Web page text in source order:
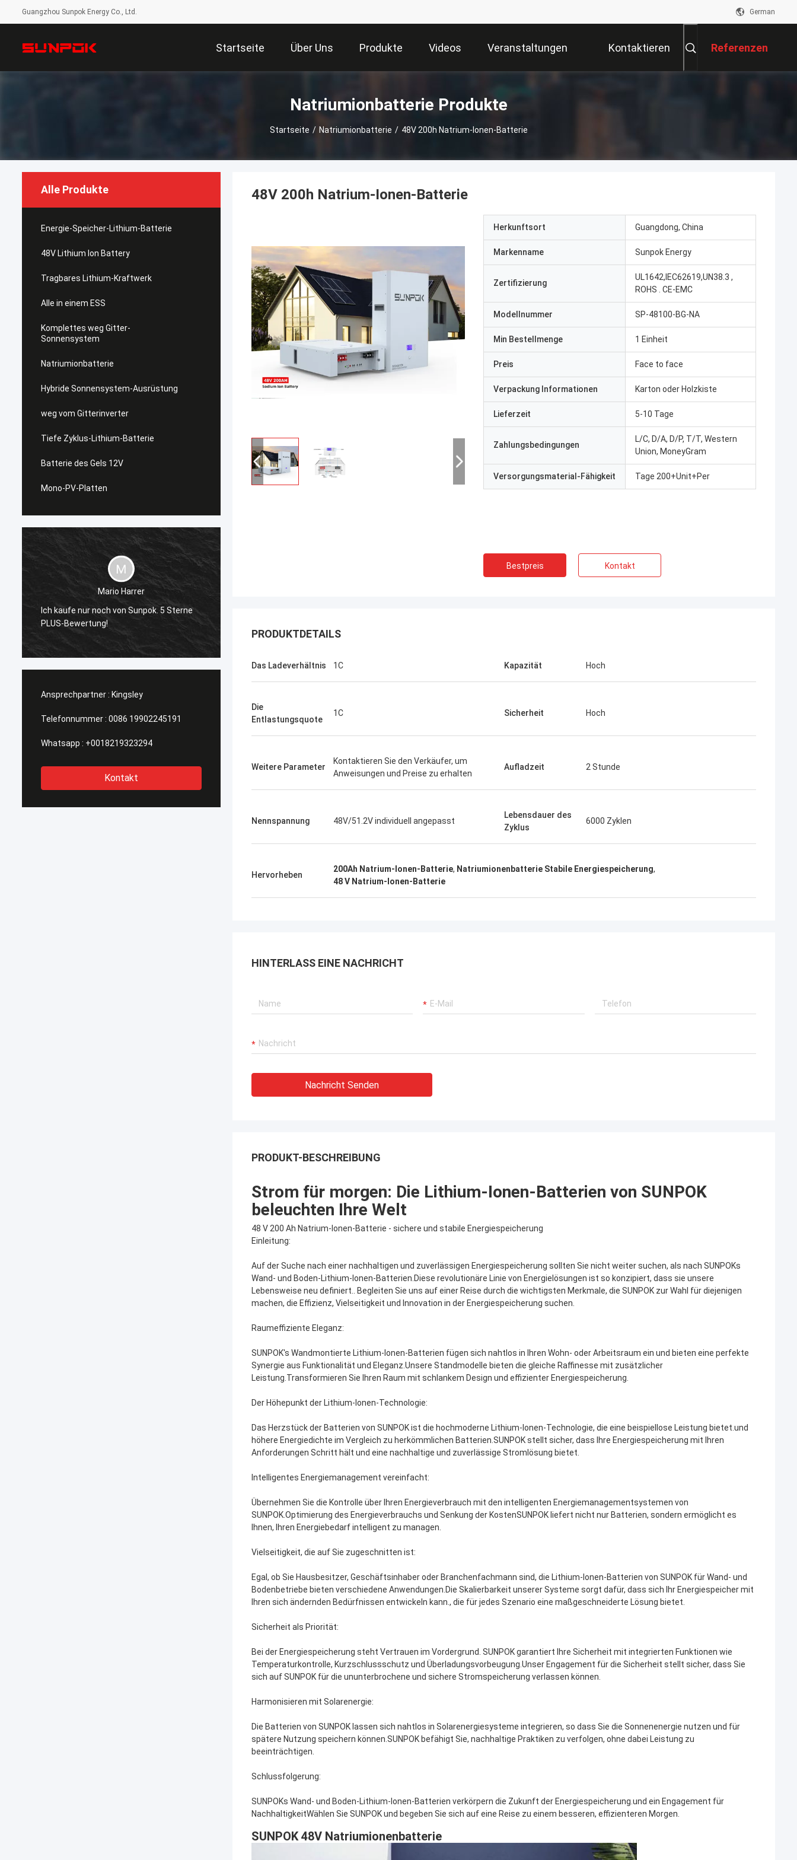
Guangzhou Sunpok Energy Co., Ltd. German
Startseite Über Uns Produkte Videos Veranstaltungen Kontaktieren Referenzen
Natriumionbatterie Produkte
Startseite / Natriumionbatterie / 48V 200h Natrium-Ionen-Batterie
Alle Produkte
Energie-Speicher-Lithium-Batterie
48V Lithium Ion Battery
Tragbares Lithium-Kraftwerk
Alle in einem ESS
Komplettes weg Gitter-
Sonnensystem
Natriumionbatterie
Hybride Sonnensystem-Ausrüstung
weg vom Gitterinverter
Tiefe Zyklus-Lithium-Batterie
Batterie des Gels 12V
Mono-PV-Platten
Mario Harrer
Ich kaufe nur noch von Sunpok. 5 Sterne
PLUS-Bewertung!
jederzeit bereit, zu helfen.
Ansprechpartner : Kingsley
Telefonnummer : 0086 19902245191
Whatsapp : +0018219323294
Kontakt
48V 200h Natrium-Ionen-Batterie
Herkunftsort Guangdong, China
Markenname Sunpok Energy
Zertifizierung
UL1642,IEC62619,UN38.3 ,
ROHS . CE-EMC
Modellnummer SP-48100-BG-NA
Min Bestellmenge 1 Einheit
Preis Face to face
Verpackung Informationen Karton oder Holzkiste
Lieferzeit 5-10 Tage
Zahlungsbedingungen
L/C, D/A, D/P, T/T, Western
Union, MoneyGram
Versorgungsmaterial-Fähigkeit Tage 200+Unit+Per
Bestpreis Kontakt
PRODUKTDETAILS
Das Ladeverhältnis 1C Kapazität Hoch
Die
Entlastungsquote
1C Sicherheit Hoch
Weitere Parameter
Kontaktieren Sie den Verkäufer, um
Anweisungen und Preise zu erhalten
Aufladzeit 2 Stunde
Nennspannung 48V/51.2V individuell angepasst
Lebensdauer des
Zyklus
6000 Zyklen
Hervorheben
200Ah Natrium-Ionen-Batterie, Natriumionenbatterie Stabile Energiespeicherung,
48 V Natrium-Ionen-Batterie
HINTERLASS EINE NACHRICHT
Nachricht Senden
PRODUKT-BESCHREIBUNG
Strom für morgen: Die Lithium-Ionen-Batterien von SUNPOK
beleuchten Ihre Welt
48 V 200 Ah Natrium-Ionen-Batterie - sichere und stabile Energiespeicherung
Einleitung:
Auf der Suche nach einer nachhaltigen und zuverlässigen Energiespeicherung sollten Sie nicht weiter suchen, als nach SUNPOKs
Wand- und Boden-Lithium-Ionen-Batterien.Diese revolutionäre Linie von Energielösungen ist so konzipiert, dass sie unsere
Lebensweise neu definiert.. Begleiten Sie uns auf einer Reise durch die wichtigsten Merkmale, die SUNPOK zur Wahl für diejenigen
machen, die Effizienz, Vielseitigkeit und Innovation in der Energiespeicherung suchen.
Raumeffiziente Eleganz:
SUNPOK's Wandmontierte Lithium-Ionen-Batterien fügen sich nahtlos in Ihren Wohn- oder Arbeitsraum ein und bieten eine perfekte
Synergie aus Funktionalität und Eleganz.Unsere Standmodelle bieten die gleiche Raffinesse mit zusätzlicher
Leistung.Transformieren Sie Ihren Raum mit schlankem Design und effizienter Energiespeicherung.
Der Höhepunkt der Lithium-Ionen-Technologie:
Das Herzstück der Batterien von SUNPOK ist die hochmoderne Lithium-Ionen-Technologie, die eine beispiellose Leistung bietet.und
höhere Energiedichte im Vergleich zu herkömmlichen Batterien.SUNPOK stellt sicher, dass Ihre Energiespeicherung mit Ihren
Anforderungen Schritt hält und eine nachhaltige und zuverlässige Stromlösung bietet.
Intelligentes Energiemanagement vereinfacht:
Übernehmen Sie die Kontrolle über Ihren Energieverbrauch mit den intelligenten Energiemanagementsystemen von
SUNPOK.Optimierung des Energieverbrauchs und Senkung der KostenSUNPOK liefert nicht nur Batterien, sondern ermöglicht es
Ihnen, Ihren Energiebedarf intelligent zu managen.
Vielseitigkeit, die auf Sie zugeschnitten ist:
Egal, ob Sie Hausbesitzer, Geschäftsinhaber oder Branchenfachmann sind, die Lithium-Ionen-Batterien von SUNPOK für Wand- und
Bodenbetriebe bieten verschiedene Anwendungen.Die Skalierbarkeit unserer Systeme sorgt dafür, dass sich Ihr Energiespeicher mit
Ihren sich ändernden Bedürfnissen entwickeln kann., die für jedes Szenario eine maßgeschneiderte Lösung bietet.
Sicherheit als Priorität:
Bei der Energiespeicherung steht Vertrauen im Vordergrund. SUNPOK garantiert Ihre Sicherheit mit integrierten Funktionen wie
Temperaturkontrolle, Kurzschlussschutz und Überladungsvorbeugung.Unser Engagement für die Sicherheit stellt sicher, dass Sie
sich auf SUNPOK für die ununterbrochene und sichere Stromspeicherung verlassen können.
Harmonisieren mit Solarenergie:
Die Batterien von SUNPOK lassen sich nahtlos in Solarenergiesysteme integrieren, so dass Sie die Sonnenenergie nutzen und für
spätere Nutzung speichern können.SUNPOK befähigt Sie, nachhaltige Praktiken zu verfolgen, ohne dabei Leistung zu
beeinträchtigen.
Schlussfolgerung:
SUNPOKs Wand- und Boden-Lithium-Ionen-Batterien verkörpern die Zukunft der Energiespeicherung.und ein Engagement für
NachhaltigkeitWählen Sie SUNPOK und begeben Sie sich auf eine Reise zu einem besseren, effizienteren Morgen.
SUNPOK 48V Natriumionenbatterie